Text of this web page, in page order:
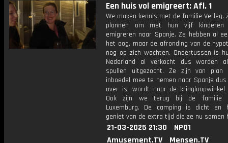
Een huis vol emigreert: Afl. 1
We maken kennis met de familie Verleg.
plannen om met hun vijf
emigreren naar Spanje. Ze hebben al
het oog, maar de afronding van de
nog op zich wachten. Ondertussen is
Nederland al verkocht dus worden
spullen uitgezocht. Ze zijn van plan
inboedel mee te nemen naar Spanje
over is, wordt naar de kringloopwinkel
Ook zijn we terug bij de familie
Luxemburg. De camping is dicht en
geniet van de extra tijd die ze nu samen
21-03-2025 21:30
NPO1
Amusement.TV
Mensen.TV